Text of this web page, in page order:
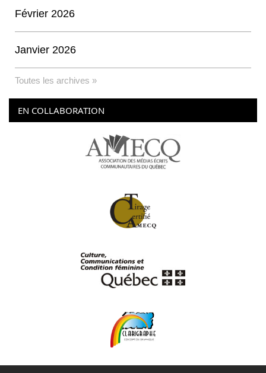
Février 2026
Janvier 2026
Toutes les archives »
EN COLLABORATION